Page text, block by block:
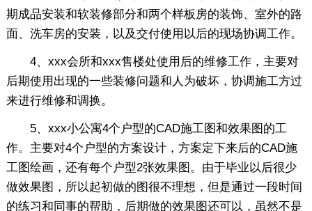
期成品安装和软装修部分和两个样板房的装饰、室外的路
面、洗车房的安装，以及交付使用以后的现场协调工作。
4、xxx会所和xxx售楼处使用后的维修工作，主要对
后期使用出现的一些装修问题和人为破坏，协调施工方过
来进行维修和调换。
5、xxx小公寓4个户型的CAD施工图和效果图的工
作。主要对4个户型的方案设计，方案定下来后的CAD施
工图绘画，还有每个户型2张效果图。由于毕业以后很少
做效果图，所以起初做的图很不理想，但是通过一段时间
的练习和同事的帮助，后期做的效果图还可以，虽然不是